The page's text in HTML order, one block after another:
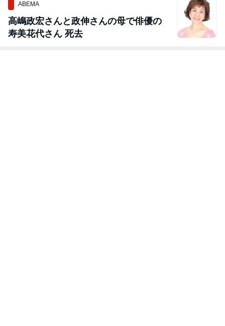
ABEMA
高嶋政宏さんと政伸さんの母で俳優の
寿美花代さん 死去